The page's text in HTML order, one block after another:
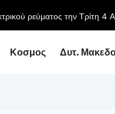
ρεύματος την Τρίτη 4
Κοσμος Δυτ.